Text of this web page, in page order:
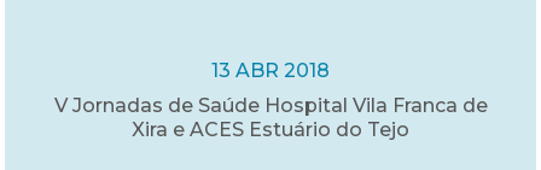
13 ABR 2018
V Jornadas de Saúde Hospital Vila Franca de
Xira e ACES Estuário do Tejo